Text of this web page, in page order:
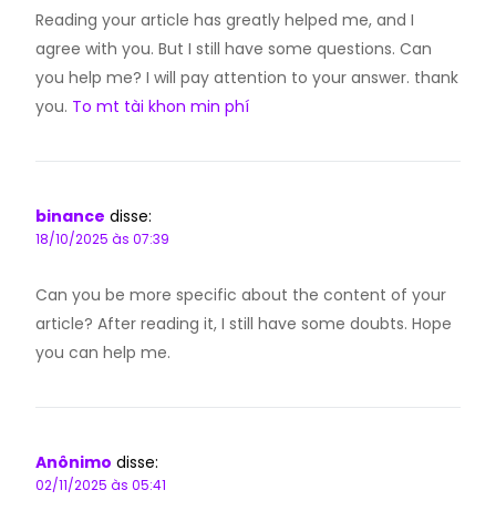
Reading your article has greatly helped me, and I
agree with you. But I still have some questions. Can
you help me? I will pay attention to your answer. thank
you. To mt tài khon min phí
binance disse:
18/10/2025 às 07:39
Can you be more specific about the content of your
article? After reading it, I still have some doubts. Hope
you can help me.
Anônimo disse:
02/11/2025 às 05:41